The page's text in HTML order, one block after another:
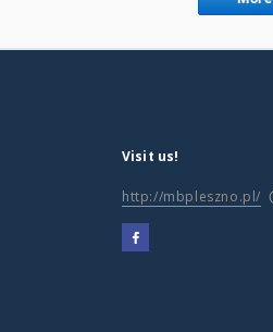
Visit us!
http://mbpleszno.pl/